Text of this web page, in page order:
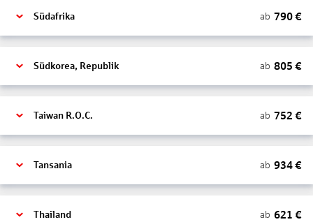
Südafrika ab 790€
Südkorea, Republik ab 805 €
Taiwan R.O.C. ab 752 €
Tansania ab 934€
Thailand ab 621 €